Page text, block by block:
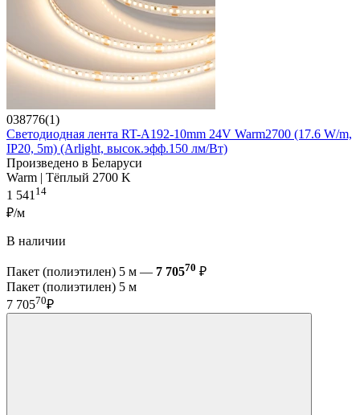
038776(1)
Светодиодная лента RT-A192-10mm 24V Warm2700 (17.6 W/m,
IP20, 5m) (Arlight, высок.эфф.150 лм/Вт)
Произведено в Беларуси
Warm | Тёплый 2700 K
1 54114
₽/м
В наличии
Пакет (полиэтилен) 5 м — 7 70570 ₽
Пакет (полиэтилен) 5 м
7 70570₽